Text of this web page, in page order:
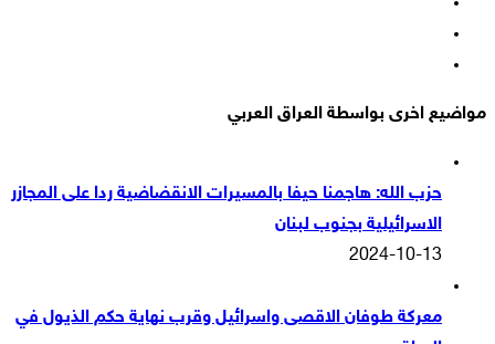
مواضيع اخرى بواسطة العراق العربي
حزب الله: هاجمنا حيفا بالمسيرات الانقضاضية ردا على المجازر
الاسرائيلية بجنوب لبنان
2024-10-13
معركة طوفان الاقصى واسرائيل وقرب نهاية حكم الذيول في